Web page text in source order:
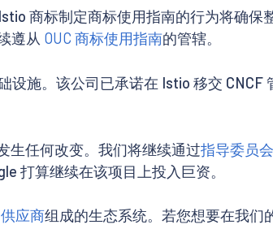
商标制定商标使用指南的行为将确
遵从 OUC 商标使用指南的管辖。
设施。该公司已承诺在 Istio 移交
生任何改变。我们将继续通过指导委员会
打算继续在该项目上投入巨资。
应商组成的生态系统。若您想要在我们